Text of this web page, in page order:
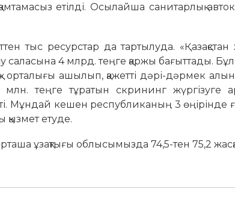
етілді. Осылайша санитарлық
тыс ресурстар да тартылуда. «Қазақстан
саласына 4 млрд. теңге қаржы бағыттады.
орталығы ашылып, қажетті дәрі-дәрмек
теңге тұратын скрининг жүргізуге
Мұндай кешен республиканың 3 өңірінде
қызмет етуде.
ұзақтығы облысымызда 74,5-тен 75,2